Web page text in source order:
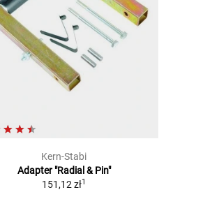
Kern-Stabi
Adapter "Radial & Pin"
151,12 zł1